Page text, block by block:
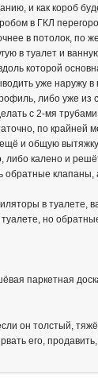
и как короб
в ГКЛ
в потолок, по
в туалет и
которой
уже наружу в
либо уже из
с 2-мя
по крайней
и общую вытяжку
либо калено и
обратные клапаны,
в туалете,
туалете, но
паркетная
он толстый,
его,